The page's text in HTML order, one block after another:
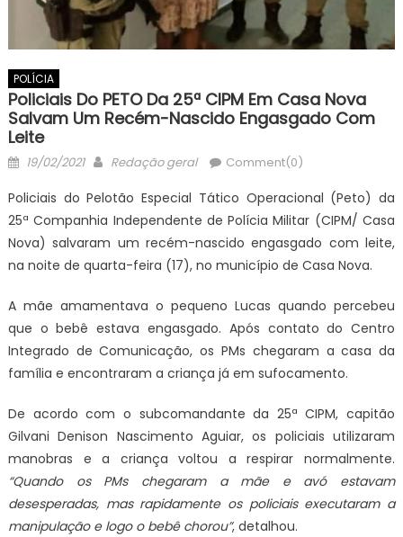
POLÍCIA
Policiais Do PETO Da 25ª CIPM Em Casa Nova
Salvam Um Recém-Nascido Engasgado Com
Leite
Posted
19/02/2021 Author
Redação geral Comment(0)
Policiais do Pelotão Especial Tático Operacional (Peto) da
25ª Companhia Independente de Polícia Militar (CIPM/ Casa
Nova) salvaram um recém-nascido engasgado com leite,
na noite de quarta-feira (17), no município de Casa Nova.
A mãe amamentava o pequeno Lucas quando percebeu
que o bebê estava engasgado. Após contato do Centro
Integrado de Comunicação, os PMs chegaram a casa da
família e encontraram a criança já em sufocamento.
De acordo com o subcomandante da 25ª CIPM, capitão
Gilvani Denison Nascimento Aguiar, os policiais utilizaram
manobras e a criança voltou a respirar normalmente.
“Quando os PMs chegaram a mãe e avó estavam
desesperadas, mas rapidamente os policiais executaram a
manipulação e logo o bebê chorou”, detalhou.